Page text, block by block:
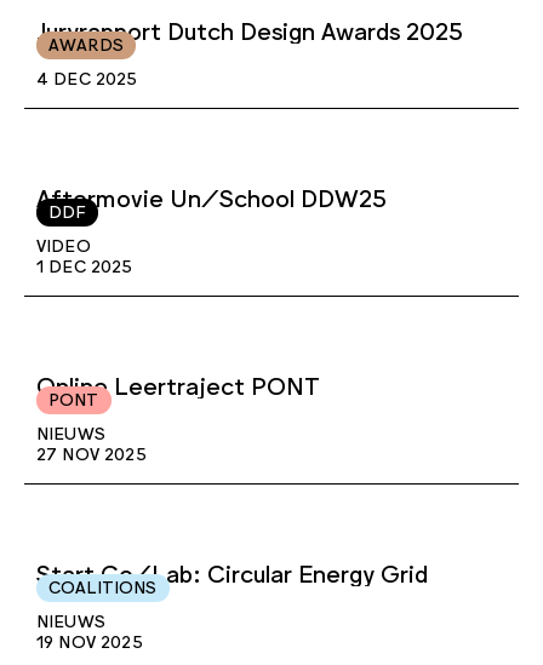
AWARDS
Juryrapport Dutch Design Awards 2025
4 DEC 2025
DDF
Aftermovie Un/School DDW25
VIDEO
1 DEC 2025
PONT
Online Leertraject PONT
NIEUWS
27 NOV 2025
COALITIONS
Start Co/Lab: Circular Energy Grid
NIEUWS
19 NOV 2025